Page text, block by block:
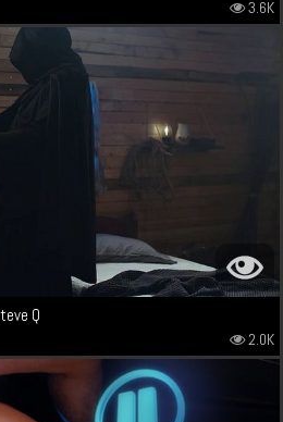
3.6K
Q
2.0K